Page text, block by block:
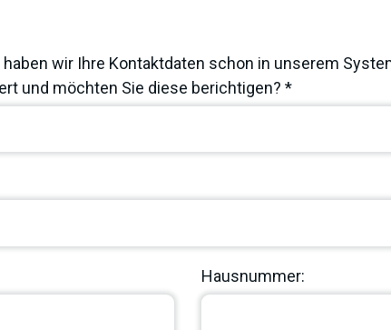
wir Ihre Kontaktdaten schon in unserem
und möchten Sie diese berichtigen? *
Hausnummer: